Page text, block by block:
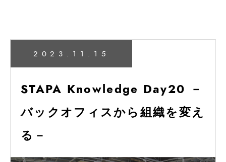
2023.11.15
STAPA Knowledge Day20 －
バックオフィスから組織を変え
る－